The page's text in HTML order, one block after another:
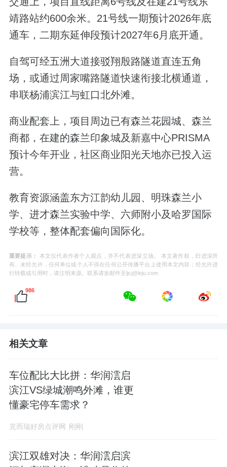
靖路站约600余米。21号线一期预计2026年底
通车，二期东延伸段预计2027年6月底开通。
自驾可经五洲大道接驳翔殷路隧道直连五角
场，或通过周家嘴路隧道快速衔接北横通道，
串联杨浦滨江与虹口北外滩。
商业配套上，项目周边已有森兰花园城、森兰
商都，在建的森兰印象城及新嘉中心PRISMA
预计今年开业，社区商业阳光天地亦已投入运
营。
教育资源涵盖东方江韵幼儿园、明珠森兰小
学、进才森兰实验中学、六师附小及哈罗国际
学校等，整体配套偏向国际化。
重要提示：
本文仅代表作者个人观点，并不代表进深立场。 本文著作权，归进深所
有。未经允许，任何单位或个人不得在任何公开传播平台上使用本文内容；经允许进
行转载或引用时，请注明来源。联系请发邮件至ljcj@leju.com
986
相关文章
车位配比大比拼：华润澐启
滨江VS绿城潮鸣外滩，谁更
懂豪宅停车需求？
克而瑞好房点评网 刚刚
滨江双雄对决：华润澐启滨